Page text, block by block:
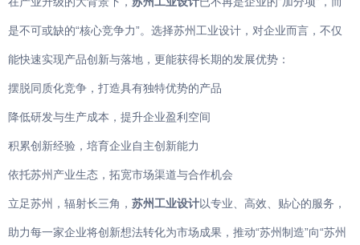
是不可或缺的“核心竞争力”。选择苏州工业设计，对企业而言，不仅
能快速实现产品创新与落地，更能获得长期的发展优势：
摆脱同质化竞争，打造具有独特优势的产品
降低研发与生产成本，提升企业盈利空间
积累创新经验，培育企业自主创新能力
依托苏州产业生态，拓宽市场渠道与合作机会
立足苏州，辐射长三角， 苏州工业设计以专业、高效、贴心的服务，
助力每一家企业将创新想法转化为市场成果，推动“苏州制造”向“苏州